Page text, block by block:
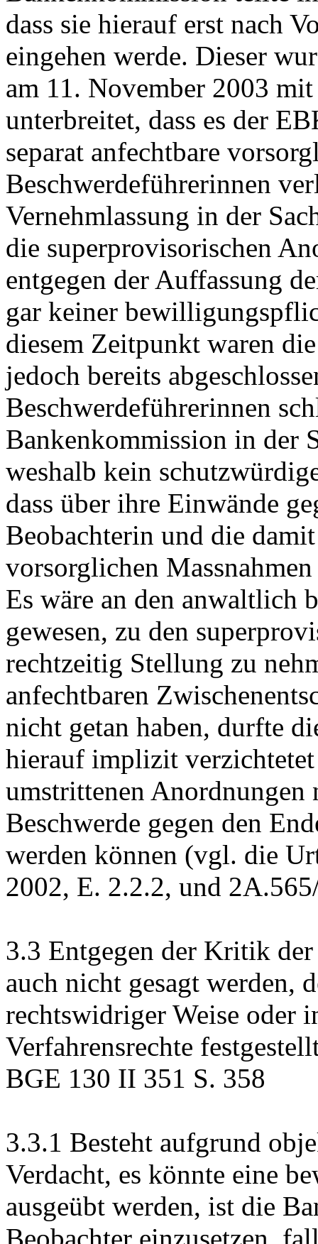
dass sie hierauf erst nach
eingehen werde. Dieser
am 11. November 2003
unterbreitet, dass es der
separat anfechtbare
Beschwerdeführerinnen
Vernehmlassung in der
die superprovisorischen
entgegen der Auffassung
gar keiner
diesem Zeitpunkt waren
jedoch bereits
Beschwerdeführerinnen
Bankenkommission in der
weshalb kein
dass über ihre Einwände
Beobachterin und die
vorsorglichen
Es wäre an den anwaltlich
gewesen, zu den
rechtzeitig Stellung zu
anfechtbaren
nicht getan haben, durfte
hierauf implizit
umstrittenen
Beschwerde gegen den
werden können (vgl. die
2002, E. 2.2.2, und
3.3 Entgegen der Kritik
auch nicht gesagt werden,
rechtswidriger Weise oder
Verfahrensrechte
BGE 130 II 351 S. 358
3.3.1 Besteht aufgrund
Verdacht, es könnte eine
ausgeübt werden, ist die